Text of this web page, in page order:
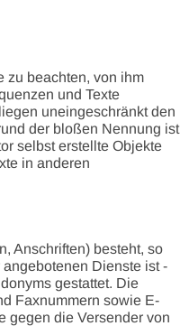
zu beachten, von ihm
und Texte
uneingeschränkt den
der bloßen Nennung ist
selbst erstellte Objekte
in anderen
Anschriften) besteht, so
Dienste ist -
gestattet. Die
Faxnummern sowie E-
gegen die Versender von